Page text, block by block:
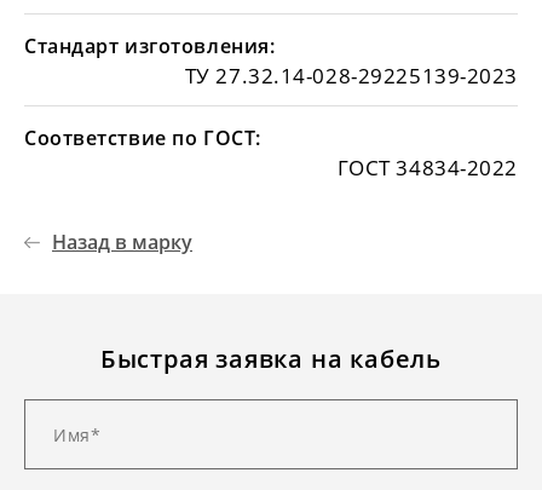
Стандарт изготовления:
ТУ 27.32.14-028-29225139-2023
Соответствие по ГОСТ:
ГОСТ 34834-2022
Назад в марку
Быстрая заявка на кабель